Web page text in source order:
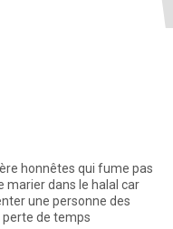
pas
une personne des
non désoler tout sa perte de temps